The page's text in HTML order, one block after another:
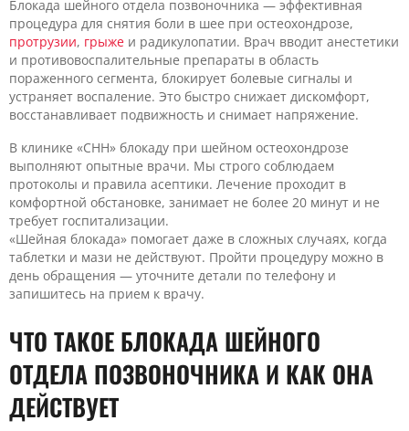
Блокада шейного отдела позвоночника — эффективная
процедура для снятия боли в шее при остеохондрозе,
протрузии, грыже и радикулопатии. Врач вводит анестетики
и противовоспалительные препараты в область
пораженного сегмента, блокирует болевые сигналы и
устраняет воспаление. Это быстро снижает дискомфорт,
восстанавливает подвижность и снимает напряжение.
В клинике «CHH» блокаду при шейном остеохондрозе
выполняют опытные врачи. Мы строго соблюдаем
протоколы и правила асептики. Лечение проходит в
комфортной обстановке, занимает не более 20 минут и не
требует госпитализации.
«Шейная блокада» помогает даже в сложных случаях, когда
таблетки и мази не действуют. Пройти процедуру можно в
день обращения — уточните детали по телефону и
запишитесь на прием к врачу.
ЧТО ТАКОЕ БЛОКАДА ШЕЙНОГО
ОТДЕЛА ПОЗВОНОЧНИКА И КАК ОНА
ДЕЙСТВУЕТ